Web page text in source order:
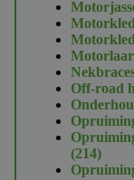
Off-road
214214